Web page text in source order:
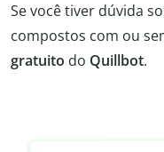
Se você tiver dúvida
compostos com ou
gratuito do Quillbot.